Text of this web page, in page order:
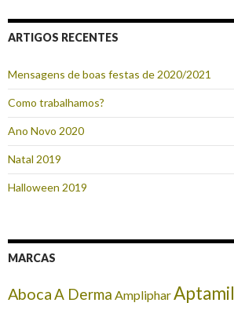
ARTIGOS RECENTES
Mensagens de boas festas de 2020/2021
Como trabalhamos?
Ano Novo 2020
Natal 2019
Halloween 2019
MARCAS
AbocaA Derma AmplipharAptamil